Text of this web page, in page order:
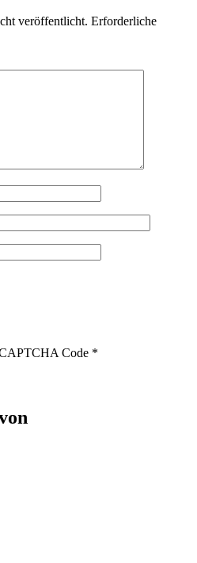
veröffentlicht. Erforderliche
Code *